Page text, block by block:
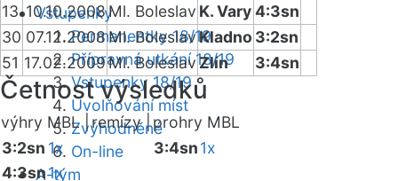
Vstupenky
Permanentky 18/19
Přípravná utkání 18/19
Vstupenky 18/19
Uvolňování míst
Zvýhodněné
On-line
A-tým
13 10.10.2008Ml. Boleslav K. Vary4:3sn
30 07.12.2008Ml. BoleslavKladno 3:2sn
51 17.02.2009Ml. BoleslavZlín 3:4sn
Četnost výsledků
výhry MBL |remízy |prohry MBL
3:2sn 1x
4:3sn1x
3:4sn1x